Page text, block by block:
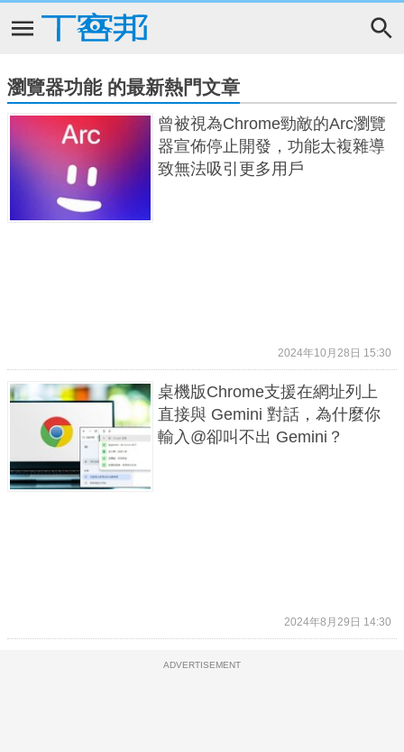
瀏覽器功能 的最新熱門文章
曾被視為Chrome勁敵的Arc瀏覽
器宣佈停止開發，功能太複雜導
致無法吸引更多用戶
2024年10月28日 15:30
桌機版Chrome支援在網址列上
直接與 Gemini 對話，為什麼你
輸入@卻叫不出 Gemini？
2024年8月29日 14:30
ADVERTISEMENT